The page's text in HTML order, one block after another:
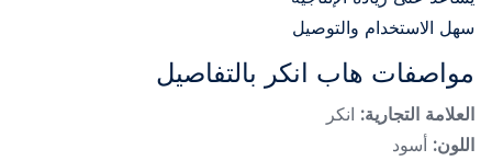
سهل الاستخدام والتوصيل
مواصفات هاب انكر بالتفاصيل
العلامة التجارية: انكر
اللون: أسود